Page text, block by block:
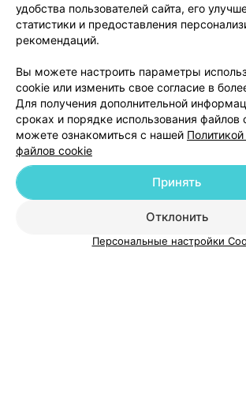
Добавить
О проекте Новости проекта
Медицинский маркетинг
Пользовательское соглашение
удобства пользователей сайта, его
статистики и предоставления
рекомендаций.
Вы можете настроить параметры
cookie или изменить свое согласие в
Для получения дополнительной
сроках и порядке использования файлов
можете ознакомиться с нашей
файлов cookie
Отклонить
Принять
Персональные настройки